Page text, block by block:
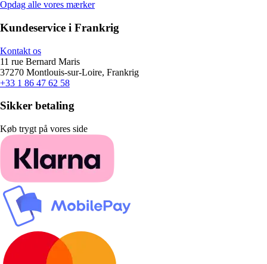
Opdag alle vores mærker
Kundeservice i Frankrig
Kontakt os
11 rue Bernard Maris
37270 Montlouis-sur-Loire, Frankrig
+33 1 86 47 62 58
Sikker betaling
Køb trygt på vores side